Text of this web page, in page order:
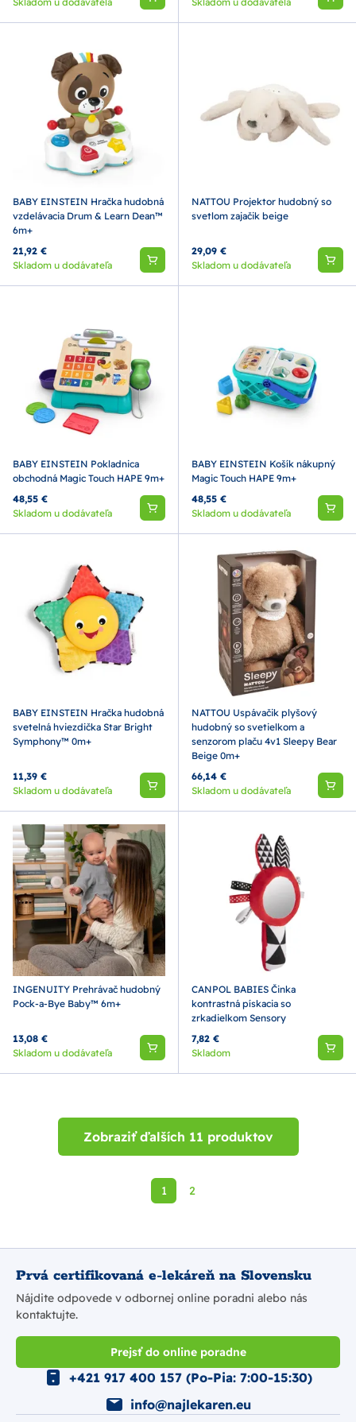
BABY EINSTEIN Hračka hudobná
vzdelávacia Drum & Learn Dean™
6m+
21,92 €
Skladom u dodávateľa
NATTOU Projektor hudobný so
svetlom zajačik beige
29,09 €
Skladom u dodávateľa
BABY EINSTEIN Pokladnica
obchodná Magic Touch HAPE 9m+
48,55 €
Skladom u dodávateľa
BABY EINSTEIN Košík nákupný
Magic Touch HAPE 9m+
48,55 €
Skladom u dodávateľa
BABY EINSTEIN Hračka hudobná
svetelná hviezdička Star Bright
Symphony™ 0m+
11,39 €
Skladom u dodávateľa
NATTOU Uspávačik plyšový
hudobný so svetielkom a
senzorom plaču 4v1 Sleepy Bear
Beige 0m+
66,14 €
Skladom u dodávateľa
INGENUITY Prehrávač hudobný
Pock-a-Bye Baby™ 6m+
13,08 €
Skladom u dodávateľa
CANPOL BABIES Činka
kontrastná pískacia so
zrkadielkom Sensory
7,82 €
Skladom
Zobraziť ďalších 11 produktov
1 2
Prvá certifikovaná e-lekáreň na Slovensku
Nájdite odpovede v odbornej online poradni alebo nás
kontaktujte.
Prejsť do online poradne
+421 917 400 157 (Po-Pia: 7:00-15:30)
info@najlekaren.eu